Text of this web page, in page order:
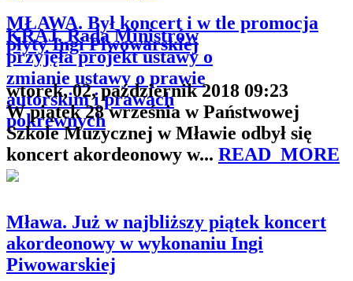
KRAJ. Rada Ministrów
przyjęła projekt ustawy o
zmianie ustawy o prawie
autorskim i prawach
pokrewnych
MŁAWA. Był koncert i w tle promocja
płyty Ingi Piwowarskiej
wtorek, 02, październik 2018 09:23
W piątek 28 września w Państwowej
Szkole Muzycznej w Mławie odbył się
koncert akordeonowy w... READ_MORE
Mława. Już w najbliższy piątek koncert
akordeonowy w wykonaniu Ingi
Piwowarskiej